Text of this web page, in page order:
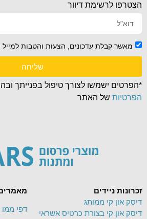
דפי ממו
זכרונות ניידים
דיסק און קי ממותג
דיסק און קי בצורת כרטיס אשראי
הצטרפו לרשימת דיוור
מאשר קבלת עדכונים, הצעות והטבות למייל
שליחה
*הפרטים ישמשו לצורך טיפול בפנייתך
הפרטיות של האתר